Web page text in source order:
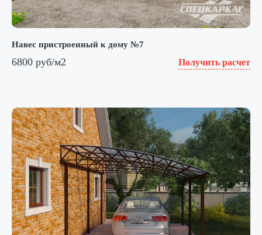
Навес пристроенный к дому №7
6800 руб/м2 Получить расчет